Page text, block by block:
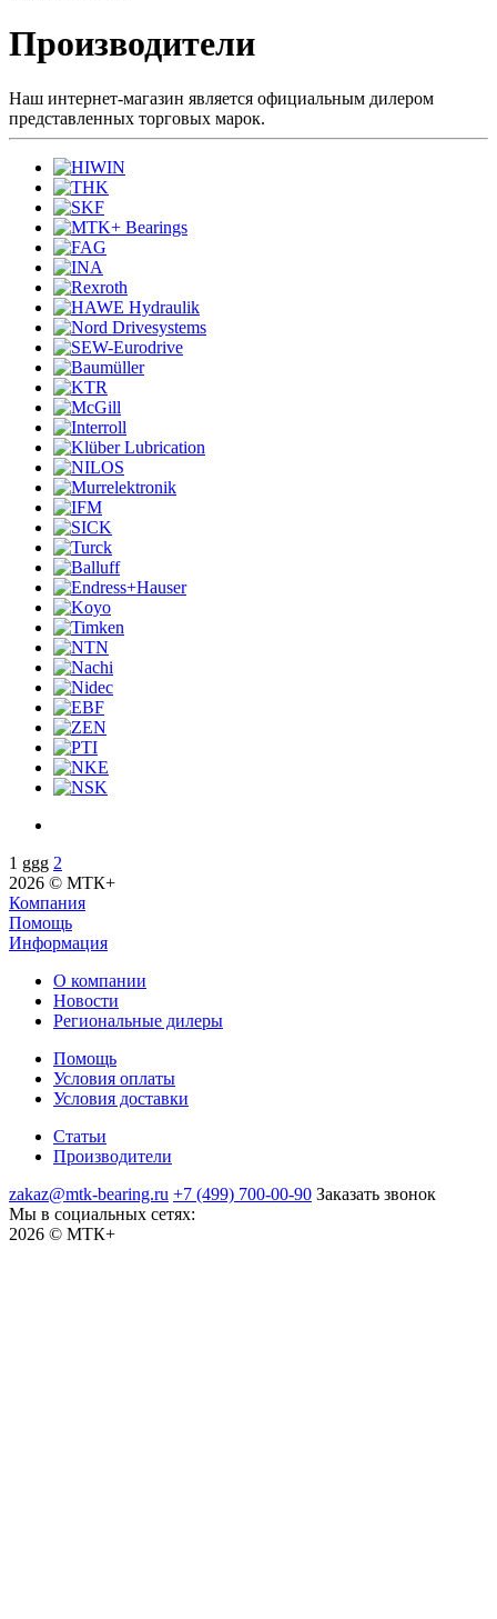
Производители
Наш интернет-магазин является официальным дилером
представленных торговых марок.
1 ggg 2
2026 © МТК+
Компания
Помощь
Информация
О компании
Новости
Региональные дилеры
Помощь
Условия оплаты
Условия доставки
Статьи
Производители
zakaz@mtk-bearing.ru +7 (499) 700-00-90 Заказать звонок
Мы в социальных сетях:
2026 © МТК+